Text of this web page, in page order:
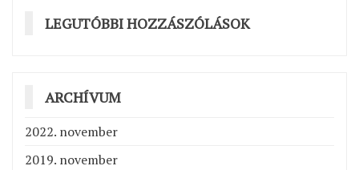
LEGUTÓBBI HOZZÁSZÓLÁSOK
ARCHÍVUM
2022. november
2019. november